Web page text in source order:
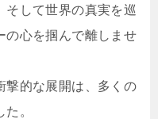
そして世界の真実を巡
の心を掴んで離しませ
撃的な展開は、多くの
。